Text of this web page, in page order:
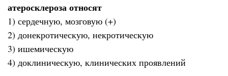
атеросклероза относят
1) сердечную, мозговую (+)
2) донекротическую, некротическую
3) ишемическую
4) доклиническую, клинических проявлений